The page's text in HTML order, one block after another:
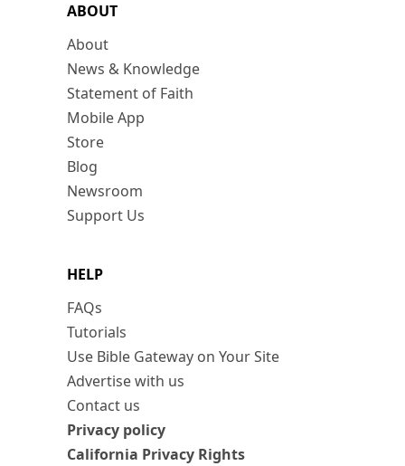
ABOUT
About
News & Knowledge
Statement of Faith
Mobile App
Store
Blog
Newsroom
Support Us
HELP
FAQs
Tutorials
Use Bible Gateway on Your Site
Advertise with us
Contact us
Privacy policy
California Privacy Rights